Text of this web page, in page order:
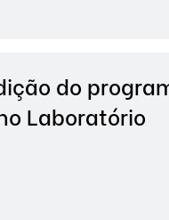
do
Laboratório